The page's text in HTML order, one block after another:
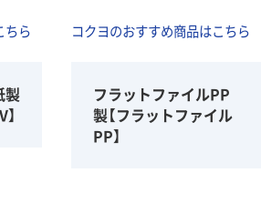
ちら コクヨのおすすめ商品はこちら
製
フラットファイルPP
製【フラットファイル
PP】